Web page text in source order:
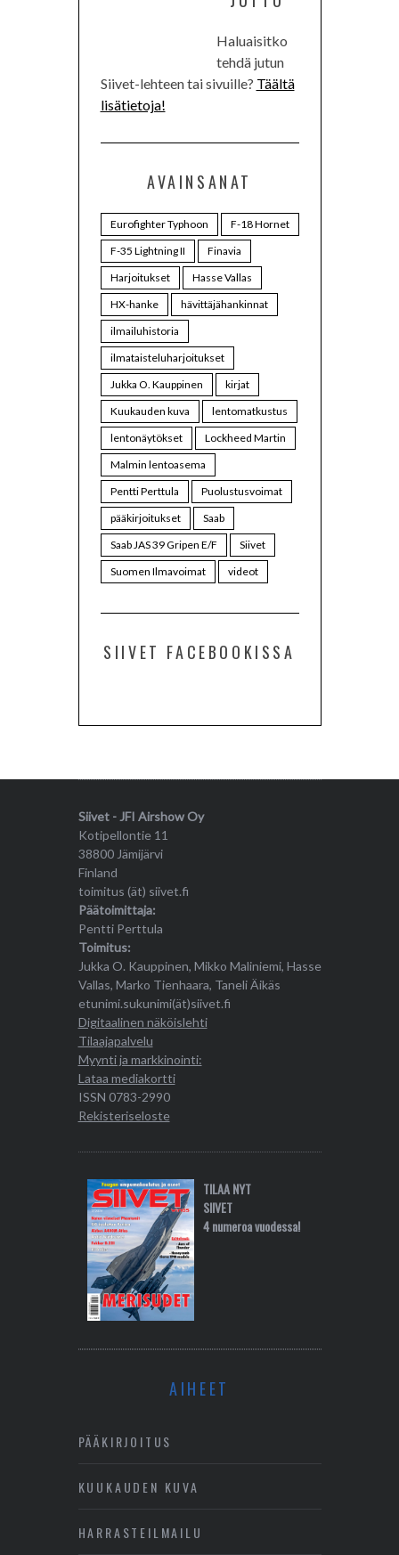
Haluaisitko
tehdä jutun
Siivet-lehteen tai sivuille? Täältä
lisätietoja!
AVAINSANAT
Eurofighter Typhoon
F-18 Hornet
F-35 Lightning II
Finavia
Harjoitukset
Hasse Vallas
HX-hanke
hävittäjähankinnat
ilmailuhistoria
ilmataisteluharjoitukset
Jukka O. Kauppinen
kirjat
Kuukauden kuva
lentomatkustus
lentonäytökset
Lockheed Martin
Malmin lentoasema
Pentti Perttula
Puolustusvoimat
pääkirjoitukset
Saab
Saab JAS 39 Gripen E/F
Siivet
Suomen Ilmavoimat
videot
SIIVET FACEBOOKISSA
Siivet - JFI Airshow Oy
Kotipellontie 11
38800 Jämijärvi
Finland
toimitus (ät) siivet.fi
Päätoimittaja:
Pentti Perttula
Toimitus:
Jukka O. Kauppinen, Mikko Maliniemi, Hasse
Vallas, Marko Tienhaara, Taneli Äikäs
etunimi.sukunimi(ät)siivet.fi
Digitaalinen näköislehti
Tilaajapalvelu
Myynti ja markkinointi:
Lataa mediakortti
ISSN 0783-2990
Rekisteriseloste
TILAA NYT
SIIVET
4 numeroa vuodessa!
AIHEET
PÄÄKIRJOITUS
KUUKAUDEN KUVA
HARRASTEILMAILU